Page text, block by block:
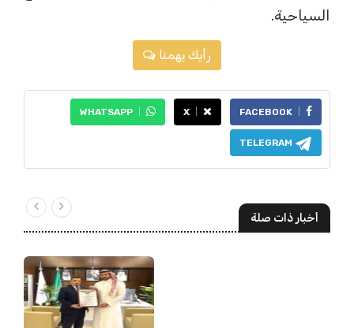
السياحية.
رأيك يهمنا
FACEBOOK
X
WHATSAPP
TELEGRAM
أخبار ذات صلة